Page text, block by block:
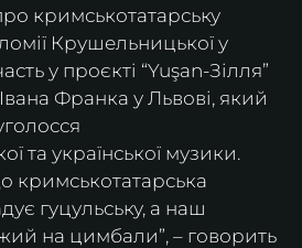
кримськотатарську
Крушельницької у
у проєкті “Yuşan-Зілля”
Франка у Львові, який
та української музики.
кримськотатарська
гуцульську, а наш
на цимбали”, – говорить